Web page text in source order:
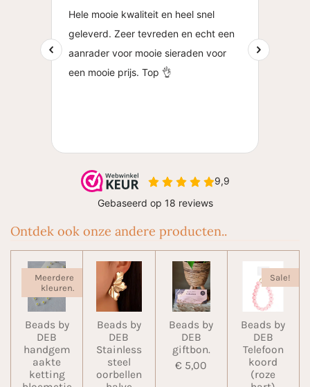
Ontdek ook onze andere producten..
Meerdere
kleuren.
Beads by
DEB
handgem
aakte
ketting
Beads by
DEB
Stainless
steel
oorbellen
Beads by
DEB
giftbon.
€ 5,00
Sale!
Beads by
DEB
Telefoon
koord
(roze